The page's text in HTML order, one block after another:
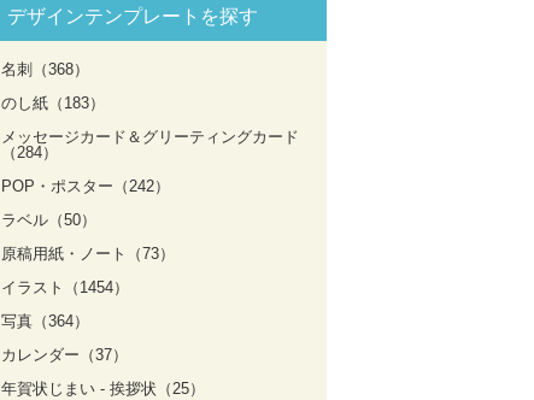
デザインテンプレートを探す
名刺（368）
のし紙（183）
メッセージカード＆グリーティングカード
（284）
POP・ポスター（242）
ラベル（50）
原稿用紙・ノート（73）
イラスト（1454）
写真（364）
カレンダー（37）
年賀状じまい - 挨拶状（25）